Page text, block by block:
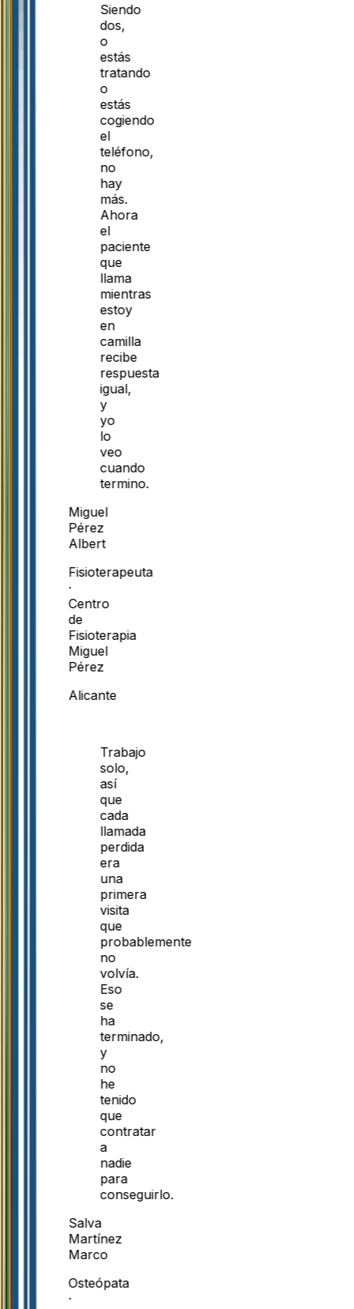
Siendo
dos,
o
estás
tratando
o
estás
cogiendo
el
teléfono,
no
hay
más.
Ahora
el
paciente
que
llama
mientras
estoy
en
camilla
recibe
respuesta
igual,
y
yo
lo
veo
cuando
termino.
Miguel
Pérez
Albert
Fisioterapeuta
·
Centro
de
Fisioterapia
Miguel
Pérez
Alicante
Trabajo
solo,
así
que
cada
llamada
perdida
era
una
primera
visita
que
probablemente
no
volvía.
Eso
se
ha
terminado,
y
no
he
tenido
que
contratar
a
nadie
para
conseguirlo.
Salva
Martínez
Marco
Osteópata
·